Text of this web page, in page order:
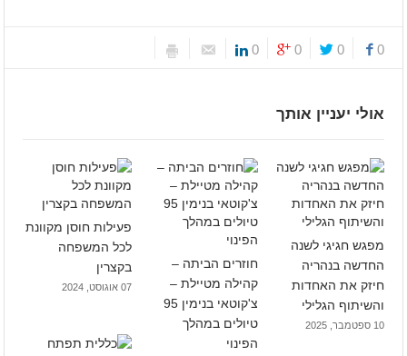
0
0
0
0
אולי יעניין אותך
מפגש חגיגי לשנה
החדשה בנהריה
חיזק את האחדות
והשיתוף הגלילי
10 ספטמבר, 2025
חוזרים הביתה –
קהילה מטיילת –
צ'קוטאי בנימין 95
טיולים במהלך
הפינוי
פעילות חוסן מקוונת
לכל המשפחה
בקצרין
07 אוגוסט, 2024